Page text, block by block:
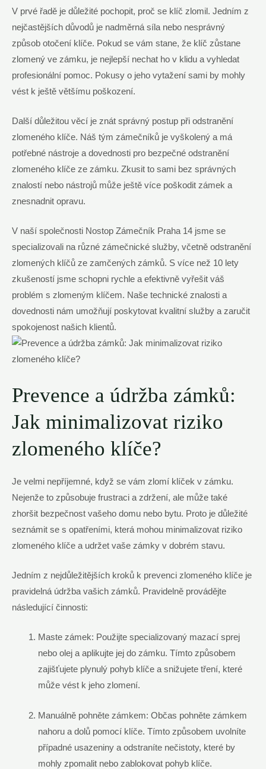
V prvé řadě je důležité pochopit, proč se klíč zlomil. Jedním z
nejčastějších důvodů je nadměrná síla nebo nesprávný
způsob otočení klíče. Pokud se vám stane, že klíč zůstane
zlomený ve zámku, je nejlepší nechat ho v klidu a vyhledat
profesionální pomoc. Pokusy o jeho vytažení sami by mohly
vést k ještě většímu poškození.
Další důležitou věcí je znát správný postup při odstranění
zlomeného klíče. Náš tým zámečníků je vyškolený a má
potřebné nástroje a dovednosti pro bezpečné odstranění
zlomeného klíče ze zámku. Zkusit to sami bez správných
znalostí nebo nástrojů může ještě více poškodit zámek a
znesnadnit opravu.
V naší společnosti Nostop Zámečník Praha 14 jsme se
specializovali na různé zámečnické služby, včetně odstranění
zlomených klíčů ze zamčených zámků. S více než 10 lety
zkušeností jsme schopni rychle a efektivně vyřešit váš
problém s zlomeným klíčem. Naše technické znalosti a
dovednosti nám umožňují poskytovat kvalitní služby a zaručit
spokojenost našich klientů.
Prevence a údržba zámků:
Jak minimalizovat riziko
zlomeného klíče?
Je velmi nepříjemné, když se vám zlomí klíček v zámku.
Nejenže to způsobuje frustraci a zdržení, ale může také
zhoršit bezpečnost vašeho domu nebo bytu. Proto je důležité
seznámit se s opatřeními, která mohou minimalizovat riziko
zlomeného klíče a udržet vaše zámky v dobrém stavu.
Jedním z nejdůležitějších kroků k prevenci zlomeného klíče je
pravidelná údržba vašich zámků. Pravidelně provádějte
následující činnosti:
Maste zámek: Použijte specializovaný mazací sprej
nebo olej a aplikujte jej do zámku. Tímto způsobem
zajišťujete plynulý pohyb klíče a snižujete tření, které
může vést k jeho zlomení.
Manuálně pohněte zámkem: Občas pohněte zámkem
nahoru a dolů pomocí klíče. Tímto způsobem uvolníte
případné usazeniny a odstraníte nečistoty, které by
mohly zpomalit nebo zablokovat pohyb klíče.